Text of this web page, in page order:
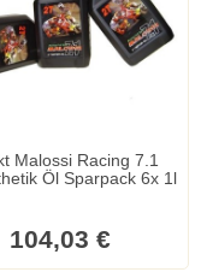
Malossi Racing 7.1
Vollsynthetik Öl Sparpack 6x 1l
104,03 €